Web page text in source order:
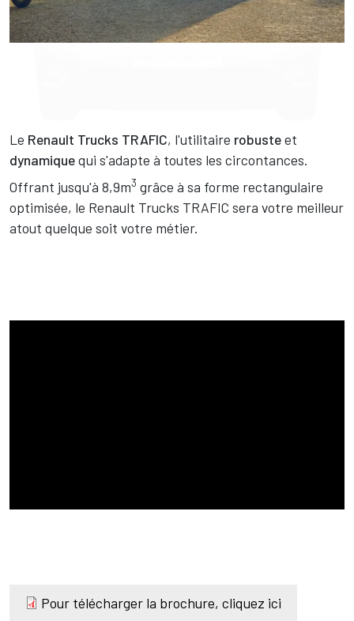
Texte
Le Renault Trucks TRAFIC, l'utilitaire robusteet
dynamiquequi s'adapte à toutes les circontances.
Offrant jusqu'à 8,9m3 grâce à sa forme rectangulaire
optimisée, le Renault Trucks TRAFIC sera votre meilleur
atout quelque soit votre métier.
Pour télécharger la brochure, cliquez ici